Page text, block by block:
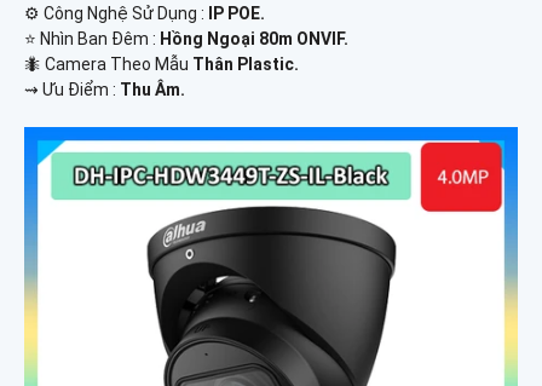
⚙ Công Nghệ Sử Dụng :
IP POE.
⭐ Nhìn Ban Đêm : Hồng Ngoại 80m ONVIF.
🐜 Camera Theo Mẫu Thân Plastic.
️⇝ Ưu Điểm : Thu Âm.